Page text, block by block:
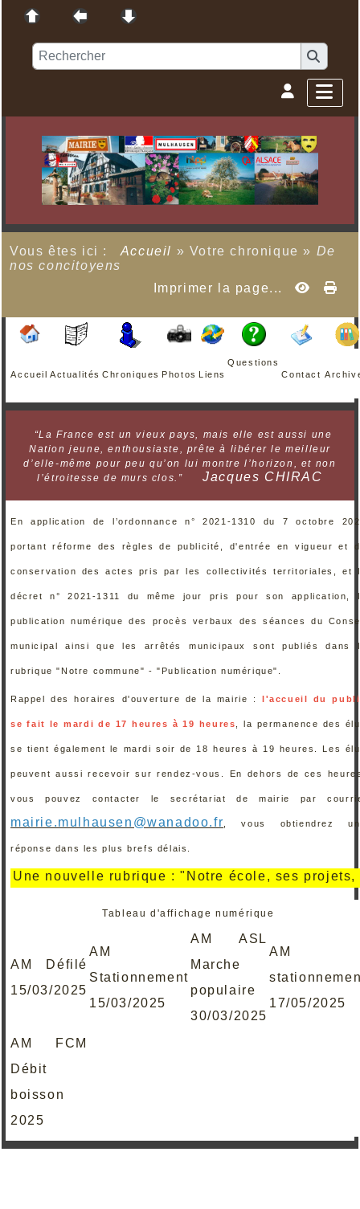
Vous êtes ici : Accueil » Votre chronique » De
nos concitoyens
Imprimer la page...
Accueil Actualités Chroniques Photos Liens
Questions
Contact
“La France est un vieux pays, mais elle est aussi une
Nation jeune, enthousiaste, prête à libérer le meilleur
d’elle-même pour peu qu’on lui montre l’horizon, et non
l’étroitesse de murs clos.”
Jacques CHIRAC
En application de l’ordonnance n° 2021-1310 du 7 octobre
portant réforme des règles de publicité, d'entrée en vigueur et
conservation des actes pris par les collectivités territoriales, et
décret n° 2021-1311 du même jour pris pour son application,
publication numérique des procès verbaux des séances du
municipal ainsi que les arrêtés municipaux sont publiés dans
rubrique "Notre commune" - "Publication numérique".
Rappel des horaires d'ouverture de la mairie : l'accueil du
se fait le mardi de 17 heures à 19 heures , la permanence des
se tient également le mardi soir de 18 heures à 19 heures. Les
peuvent aussi recevoir sur rendez-vous. En dehors de ces
vous pouvez contacter le secrétariat de mairie par
mairie.mulhausen@wanadoo.fr , vous obtiendrez
réponse dans les plus brefs délais.
nouvelle rubrique : "Notre école, ses projets, ses
Tableau d'affichage numérique
AM Défilé
15/03/2025
AM
Stationnement
15/03/2025
AM ASL
Marche
populaire
30/03/2025
AM
17/05/2025
AM FCM
Débit
boisson
2025